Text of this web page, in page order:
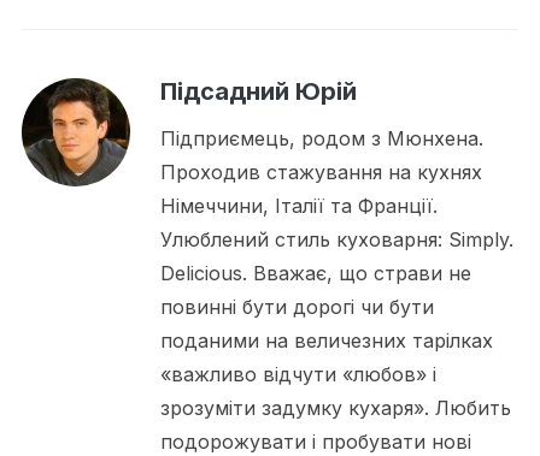
Підсадний Юрій
Підприємець, родом з Мюнхена.
Проходив стажування на кухнях
Німеччини, Італії та Франції.
Улюблений стиль куховарня: Simply.
Delicious. Вважає, що страви не
повинні бути дорогі чи бути
поданими на величезних тарілках
«важливо відчути «любов» і
зрозуміти задумку кухаря». Любить
подорожувати і пробувати нові